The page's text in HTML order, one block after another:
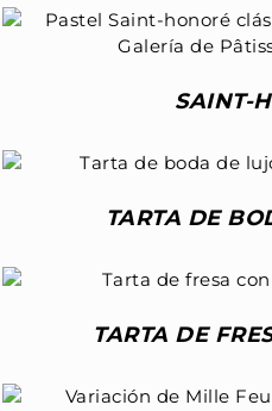
SAINT-
TARTA DE
TARTA DE